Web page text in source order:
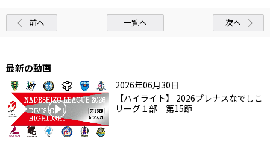
前へ 一覧へ 次へ
最新の動画
2026年06月30日
【ハイライト】 2026プレナスなでしこ
リーグ１部 第15節